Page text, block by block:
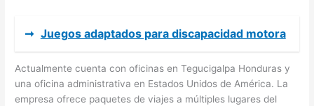
➞ Juegos adaptados para discapacidad motora
Actualmente cuenta con oficinas en Tegucigalpa Honduras y
una oficina administrativa en Estados Unidos de América. La
empresa ofrece paquetes de viajes a múltiples lugares del